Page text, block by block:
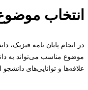
انتخاب
در انجام پایان نامه فیزیک،
موضوع مناسب می‌تواند به
علاقه‌ها و توانایی‌های